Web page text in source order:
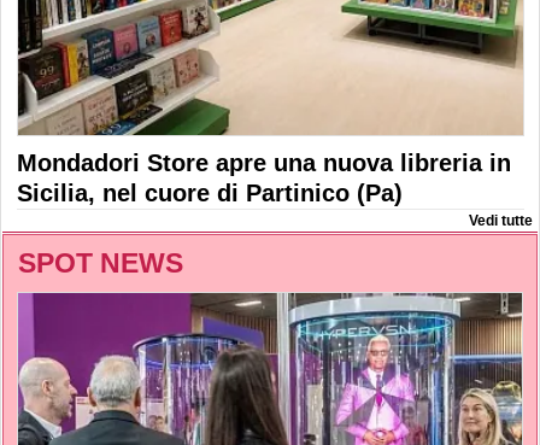
Mondadori Store apre una nuova libreria in
Sicilia, nel cuore di Partinico (Pa)
Vedi tutte
SPOT NEWS